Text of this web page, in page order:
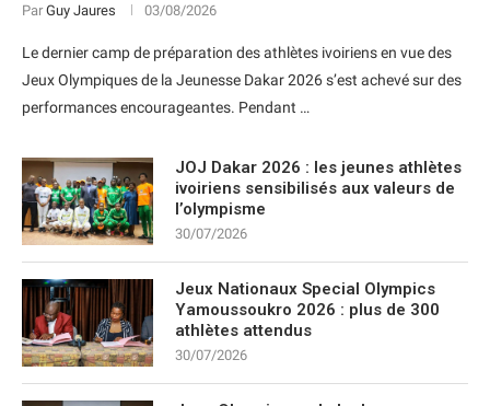
Par Guy Jaures 03/08/2026
Le dernier camp de préparation des athlètes ivoiriens en vue des
Jeux Olympiques de la Jeunesse Dakar 2026 s’est achevé sur des
performances encourageantes. Pendant …
JOJ Dakar 2026 : les jeunes athlètes
ivoiriens sensibilisés aux valeurs de
l’olympisme
30/07/2026
Jeux Nationaux Special Olympics
Yamoussoukro 2026 : plus de 300
athlètes attendus
30/07/2026